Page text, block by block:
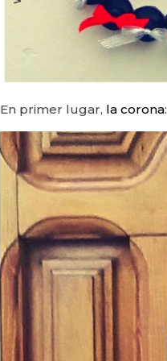
En primer lugar, la corona: